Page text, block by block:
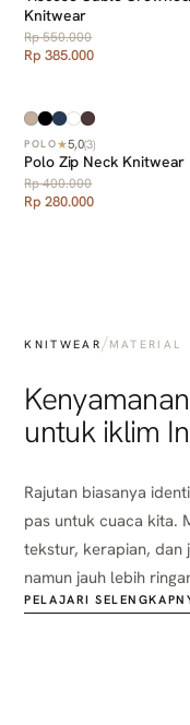
Knitwear
Rp 550.000
Rp 385.000
POLO★5,0(3)
Polo Zip Neck Knitwear
Rp 400.000
Rp 280.000
KNITWEAR /MATERIAL
untuk iklim
Rajutan biasanya
pas untuk cuaca kita.
tekstur, kerapian, dan
namun jauh lebih
PELAJARI